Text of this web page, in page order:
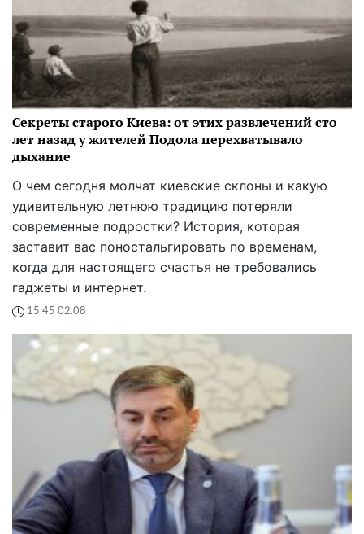
Секреты старого Киева: от этих развлечений сто
лет назад у жителей Подола перехватывало
дыхание
О чем сегодня молчат киевские склоны и какую
удивительную летнюю традицию потеряли
современные подростки? История, которая
заставит вас поностальгировать по временам,
когда для настоящего счастья не требовались
гаджеты и интернет.
15:45 02.08